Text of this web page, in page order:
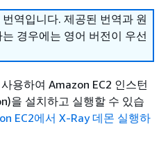
역입니다. 제공된 번역과 원
경우에는 영어 버전이 우선
용하여 Amazon EC2 인스턴
을 설치하고 실행할 수 있습
EC2에서 X-Ray 데몬 실행하